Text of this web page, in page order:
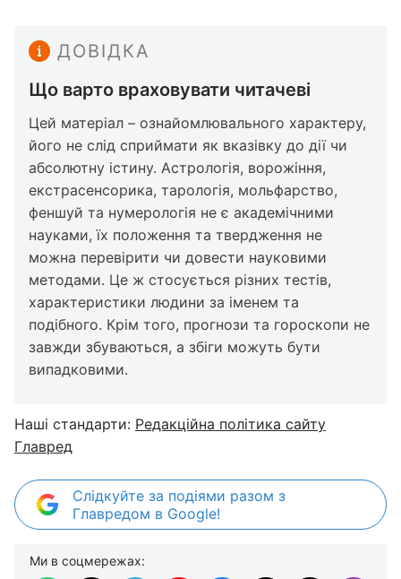
ДОВІДКА
Що варто враховувати читачеві
Цей матеріал – ознайомлювального характеру,
його не слід сприймати як вказівку до дії чи
абсолютну істину. Астрологія, ворожіння,
екстрасенсорика, тарологія, мольфарство,
феншуй та нумерологія не є академічними
науками, їх положення та твердження не
можна перевірити чи довести науковими
методами. Це ж стосується різних тестів,
характеристики людини за іменем та
подібного. Крім того, прогнози та гороскопи не
завжди збуваються, а збіги можуть бути
випадковими.
Наші стандарти: Редакційна політика сайту
Главред
Слідкуйте за подіями разом з
Главредом в Google!
Ми в соцмережах: